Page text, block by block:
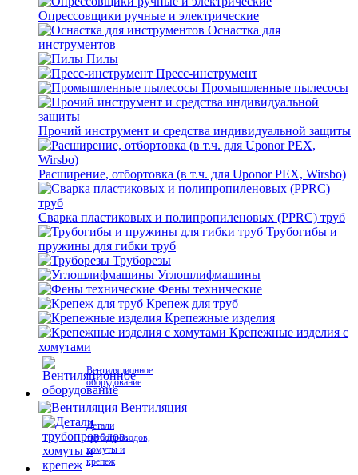
Опрессовщики ручные и электрические
Оснастка для
инструментов
Пилы
Пресс-инструмент
Промышленные пылесосы
Прочий инструмент и средства индивидуальной защиты
Расширение, отбортовка (в т.ч. для Uponor PEX, Wirsbo)
Сварка пластиковых и полипропиленовых (PPRC) труб
Трубогибы и
пружины для гибки труб
Труборезы
Углошлифмашины
Фены технические
Крепеж для труб
Крепежные изделия
Крепежные изделия с
хомутами
Вентиляционное
оборудование
Вентиляция
Детали
трубопроводов,
хомуты и
крепеж